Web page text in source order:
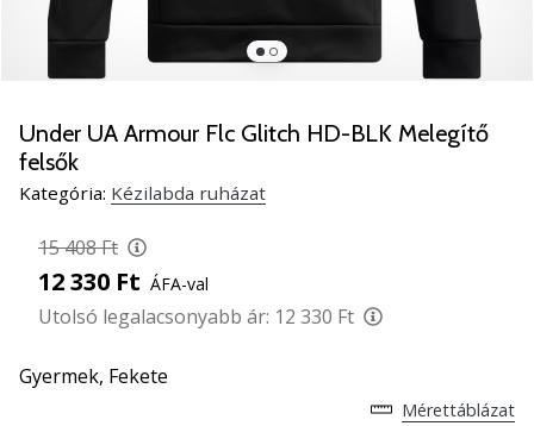
Ismerd
meg
új
PUMA
Accelerate
NITRO
5
kézilabda
cipőket!
a
Under UA Armour Flc Glitch HD-BLK Melegítő
felsők
Kategória: Kézilabda ruházat
15 408 Ft
12 330 Ft ÁFA-val
Utolsó legalacsonyabb ár: 12 330 Ft
Gyermek, Fekete
Mérettáblázat